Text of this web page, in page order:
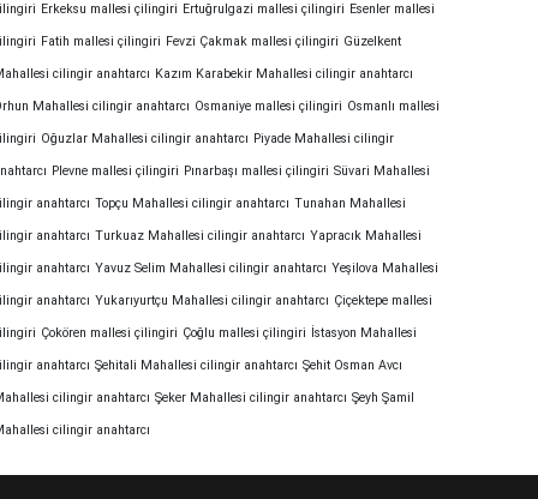
Erkeksu mallesi çilingiri Ertuğrulgazi mallesi çilingiri Esenler mallesi
Fatih mallesi çilingiri Fevzi Çakmak mallesi çilingiri Güzelkent
cilingir anahtarcı Kazım Karabekir Mahallesi cilingir anahtarcı
Mahallesi cilingir anahtarcı Osmaniye mallesi çilingiri Osmanlı mallesi
Oğuzlar Mahallesi cilingir anahtarcı Piyade Mahallesi cilingir
Plevne mallesi çilingiri Pınarbaşı mallesi çilingiri Süvari Mahallesi
anahtarcı Topçu Mahallesi cilingir anahtarcı Tunahan Mahallesi
anahtarcı Turkuaz Mahallesi cilingir anahtarcı Yapracık Mahallesi
anahtarcı Yavuz Selim Mahallesi cilingir anahtarcı Yeşilova Mahallesi
anahtarcı Yukarıyurtçu Mahallesi cilingir anahtarcı Çiçektepe mallesi
Çokören mallesi çilingiri Çoğlu mallesi çilingiri İstasyon Mahallesi
anahtarcı Şehitali Mahallesi cilingir anahtarcı Şehit Osman Avcı
cilingir anahtarcı Şeker Mahallesi cilingir anahtarcı Şeyh Şamil
cilingir anahtarcı